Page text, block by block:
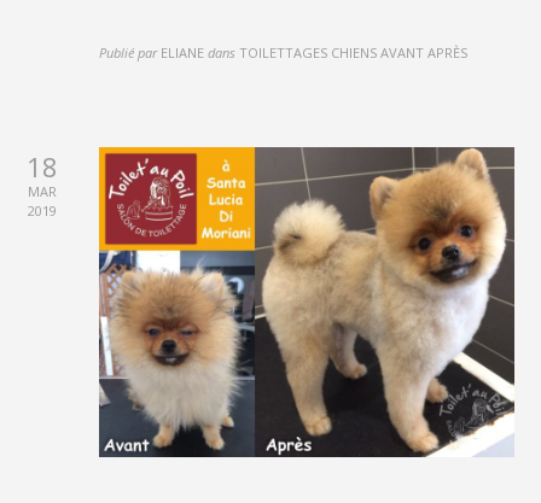
Publié par ELIANE dans TOILETTAGES CHIENS AVANT APRÈS
18
MAR
2019